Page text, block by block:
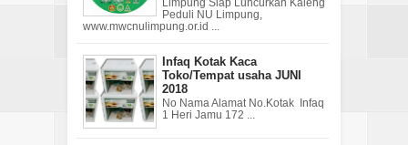
Limpung Siap Luncurkan Kaleng
Peduli NU Limpung,
www.mwcnulimpung.or.id ...
Infaq Kotak Kaca
Toko/Tempat usaha JUNI
2018
No Nama Alamat No.Kotak Infaq
1 Heri Jamu 172 ...